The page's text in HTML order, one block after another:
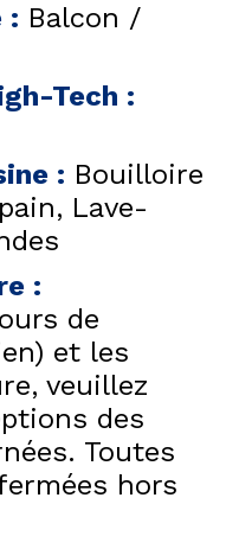
: Balcon /
Tech :
: Bouilloire
Lave-
:
de
et les
veuillez
des
Toutes
hors